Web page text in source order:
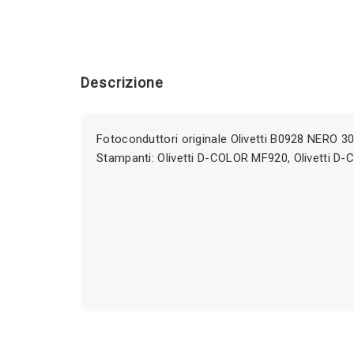
Descrizione
Fotoconduttori originale Olivetti B0928 NERO
Stampanti: Olivetti D-COLOR MF920, Olivetti D-